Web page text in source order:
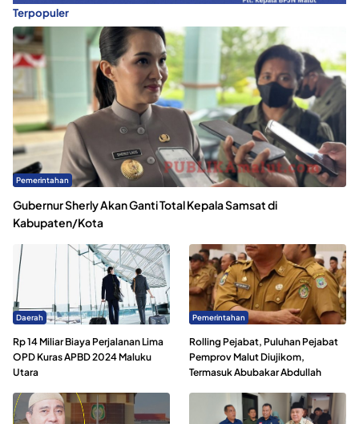
Terpopuler
Pemerintahan
Gubernur Sherly Akan Ganti Total Kepala Samsat di
Kabupaten/Kota
Daerah
Rp 14 Miliar Biaya Perjalanan Lima
OPD Kuras APBD 2024 Maluku
Utara
Pemerintahan
Rolling Pejabat, Puluhan Pejabat
Pemprov Malut Diujikom,
Termasuk Abubakar Abdullah